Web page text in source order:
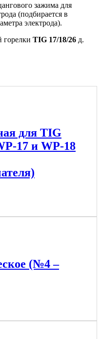
зажима для
(подбирается в
электрода).
горелки TIG 17/18/26 д.
для TIG
17 и WP-18
(№4 –